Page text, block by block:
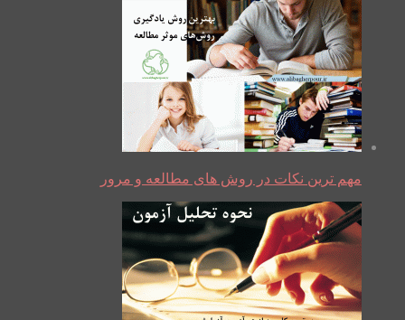
مهم ترین نکات در روش های مطالعه و مرور